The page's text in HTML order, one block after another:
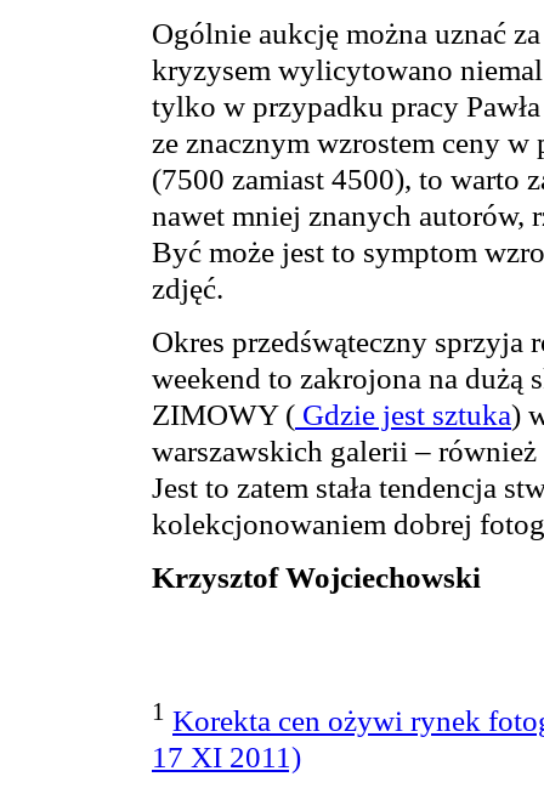
Ogólnie aukcję można uznać
kryzysem wylicytowano
tylko w przypadku pracy
ze znacznym wzrostem ceny
(7500 zamiast 4500), to warto
nawet mniej znanych autorów,
Być może jest to symptom
zdjęć.
Okres przedśwąteczny sprzyja
weekend to zakrojona na dużą
ZIMOWY ( Gdzie jest sztuka)
warszawskich galerii –
Jest to zatem stała tendencja
kolekcjonowaniem dobrej
Krzysztof Wojciechowski
1 Korekta cen ożywi rynek
17 XI 2011)